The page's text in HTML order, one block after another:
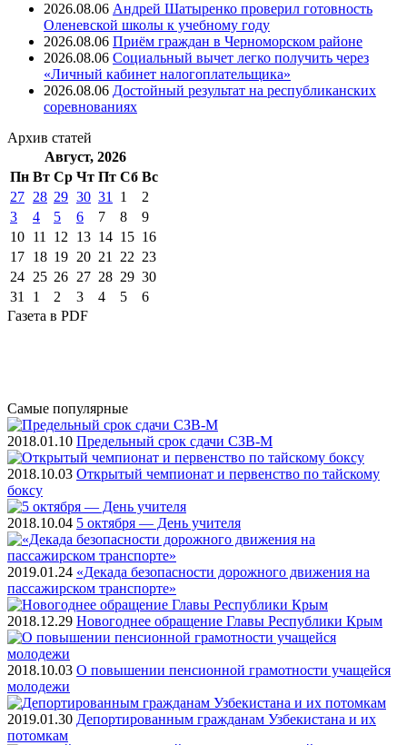
2026.08.06 Андрей Шатыренко проверил готовность
Оленевской школы к учебному году
2026.08.06 Приём граждан в Черноморском районе
2026.08.06 Социальный вычет легко получить через
«Личный кабинет налогоплательщика»
2026.08.06 Достойный результат на республиканских
соревнованиях
Архив статей
Август, 2026
Пн Вт Ср Чт Пт Cб Вс
27 28 29 30 31 1
2
3
4 5 6 7 8
9
10 11 12 13 14 15 16
17 18 19 20 21 22 23
24 25 26 27 28 29 30
31
1 2 3 4 5
6
Газета в PDF
Самые популярные
2018.01.10 Предельный срок сдачи СЗВ-М
2018.10.03 Открытый чемпионат и первенство по тайскому
боксу
2018.10.04 5 октября — День учителя
2019.01.24 «Декада безопасности дорожного движения на
пассажирском транспорте»
2018.12.29 Новогоднее обращение Главы Республики Крым
2018.10.03 О повышении пенсионной грамотности учащейся
молодежи
2019.01.30 Депортированным гражданам Узбекистана и их
потомкам